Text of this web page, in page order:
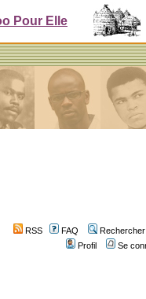
Pour Elle
RSS FAQ Rechercher
Profil
Se